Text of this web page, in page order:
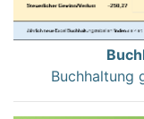
Buchhaltung